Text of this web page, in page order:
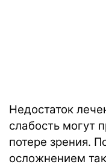
Недостаток
слабость могут
потере зрения.
осложнением